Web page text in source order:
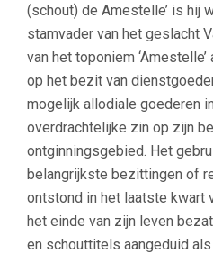
(schout) de Amestelle’ is hij
stamvader van het geslacht
van het toponiem
op het bezit van
mogelijk allodiale goederen
overdrachtelijke zin op zijn
ontginningsgebied. Het
belangrijkste bezittingen of
ontstond in het laatste kwart
het einde van zijn leven
en schouttitels aangeduid als